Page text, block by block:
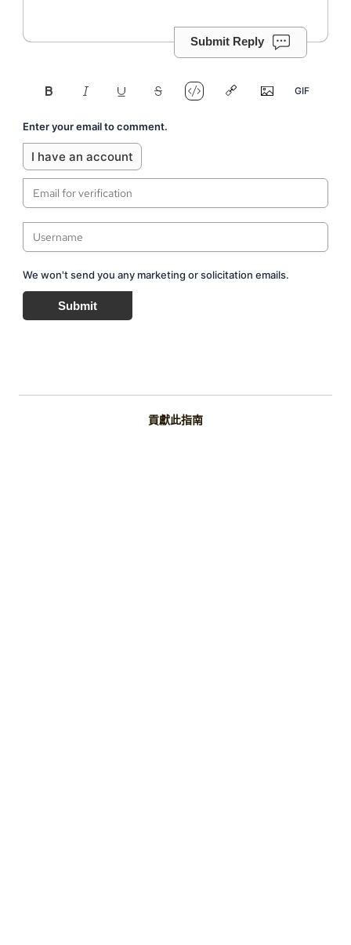
Submit Reply
Enter your email to comment.
I have an account
We won't send you any marketing or solicitation emails.
Submit
貢獻此指南